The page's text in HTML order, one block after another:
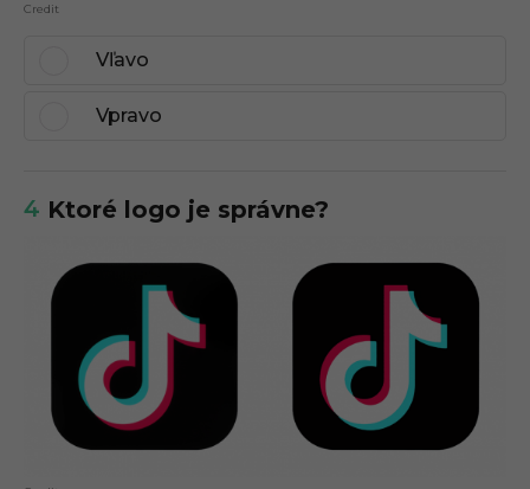
Credit
Vľavo
Vpravo
4 Ktoré logo je správne?